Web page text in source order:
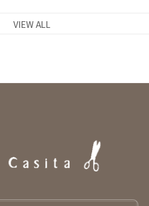
VIEW ALL